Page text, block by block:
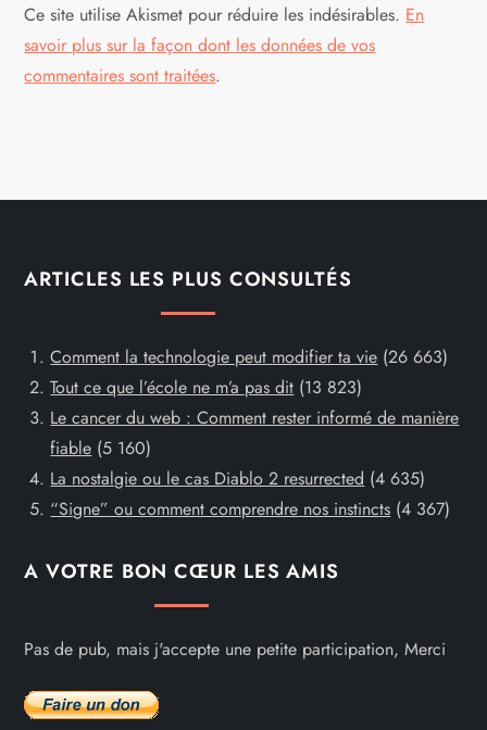
Ce site utilise Akismet pour réduire les indésirables. En
savoir plus sur la façon dont les données de vos
commentaires sont traitées.
ARTICLES LES PLUS CONSULTÉS
Comment la technologie peut modifier ta vie (26 663)
Tout ce que l’école ne m’a pas dit (13 823)
Le cancer du web : Comment rester informé de manière
fiable (5 160)
La nostalgie ou le cas Diablo 2 resurrected (4 635)
“Signe” ou comment comprendre nos instincts (4 367)
A VOTRE BON CŒUR LES AMIS
Pas de pub, mais j'accepte une petite participation, Merci